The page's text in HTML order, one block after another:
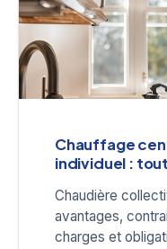
Chauffage
individuel :
Chaudière
avantages,
charges et